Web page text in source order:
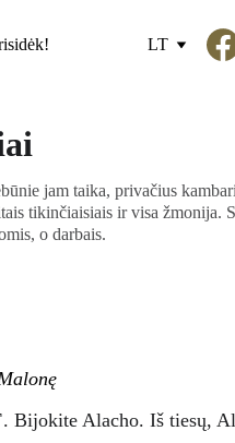
LT
jam taika, privačius
tikinčiaisiais ir visa žmonija.
o darbais.
Bijokite Alacho. Iš tiesų,